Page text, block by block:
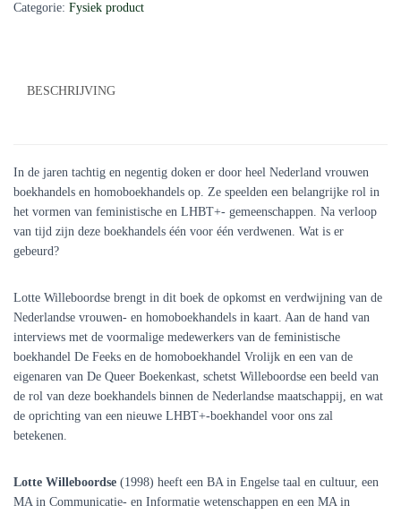
-
Categorie: Fysiek product
BESCHRIJVING
In de jaren tachtig en negentig doken er door heel Nederland vrouwen
boekhandels en homoboekhandels op. Ze speelden een belangrijke rol in
het vormen van feministische en LHBT+- gemeenschappen. Na verloop
van tijd zijn deze boekhandels één voor één verdwenen. Wat is er
gebeurd?
Lotte Willeboordse brengt in dit boek de opkomst en verdwijning van de
Nederlandse vrouwen- en homoboekhandels in kaart. Aan de hand van
interviews met de voormalige medewerkers van de feministische
boekhandel De Feeks en de homoboekhandel Vrolijk en een van de
eigenaren van De Queer Boekenkast, schetst Willeboordse een beeld van
de rol van deze boekhandels binnen de Nederlandse maatschappij, en wat
de oprichting van een nieuwe LHBT+-boekhandel voor ons zal
betekenen.
Lotte Willeboordse (1998) heeft een BA in Engelse taal en cultuur, een
MA in Communicatie- en Informatie wetenschappen en een MA in